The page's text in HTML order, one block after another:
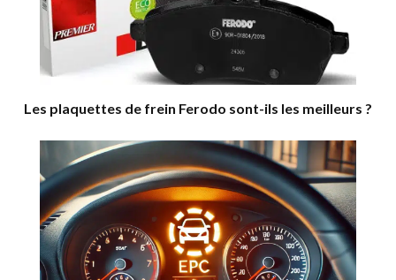
Les plaquettes de frein Ferodo sont-ils les meilleurs ?